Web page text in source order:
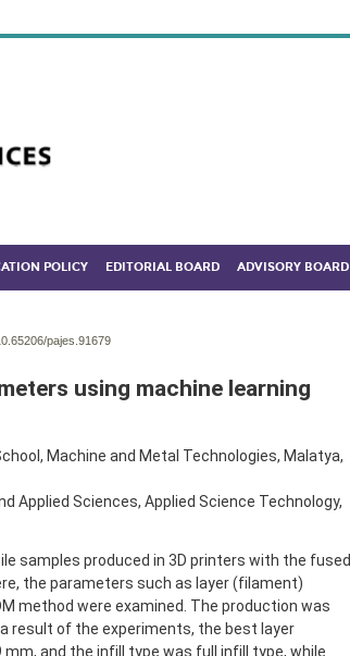
POLICY EDITORIAL BOARD ADVISORY BOARD
pajes.91679
using machine learning
Machine and Metal Technologies, Malatya,
Applied Sciences, Applied Science Technology,
samples produced in 3D printers with the fused
the parameters such as layer (filament)
method were examined. The production was
result of the experiments, the best layer
and the infill type was full infill type, while